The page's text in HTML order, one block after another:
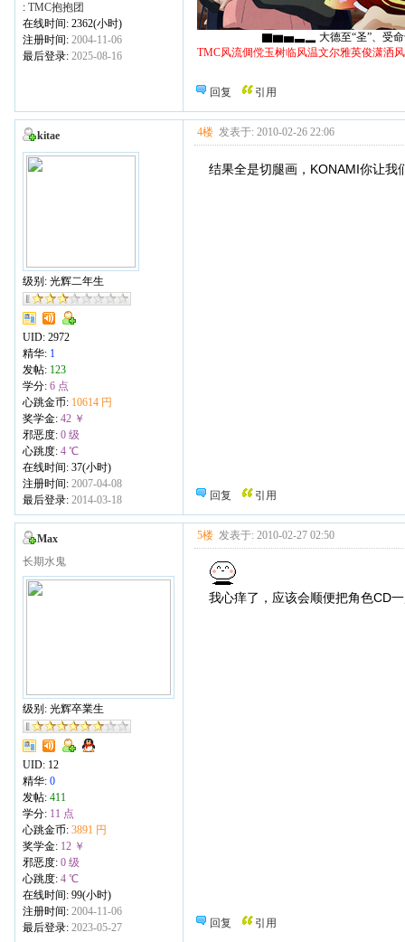
: TMC抱抱团
在线时间: 2362(小时)
注册时间: 2004-11-06
最后登录: 2025-08-16
▇▆▅▃▂ 大德至“圣”、受命于“
TMC风流倜傥玉树临风温文尔雅英俊潇洒
回复 引用
kitae
级别: 光辉二年生
UID: 2972
精华: 1
发帖: 123
学分: 6 点
心跳金币: 10614 円
奖学金: 42 ￥
邪恶度: 0 级
心跳度: 4 ℃
在线时间: 37(小时)
注册时间: 2007-04-08
最后登录: 2014-03-18
4楼 发表于: 2010-02-26 22:06
结果全是切腿画，KONAMI你让我
回复 引用
Max
长期水鬼
级别: 光辉卒業生
UID: 12
精华: 0
发帖: 411
学分: 11 点
心跳金币: 3891 円
奖学金: 12 ￥
邪恶度: 0 级
心跳度: 4 ℃
在线时间: 99(小时)
注册时间: 2004-11-06
最后登录: 2023-05-27
5楼 发表于: 2010-02-27 02:50
我心痒了，应该会顺便把角色CD
回复 引用